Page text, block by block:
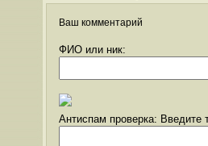
Ваш комментарий
ФИО или ник:
Антиспам проверка: Введите